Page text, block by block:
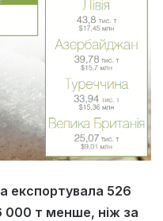
експортувала 526
т менше, ніж за